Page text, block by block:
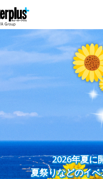
2026年夏に
夏祭りなどのイ